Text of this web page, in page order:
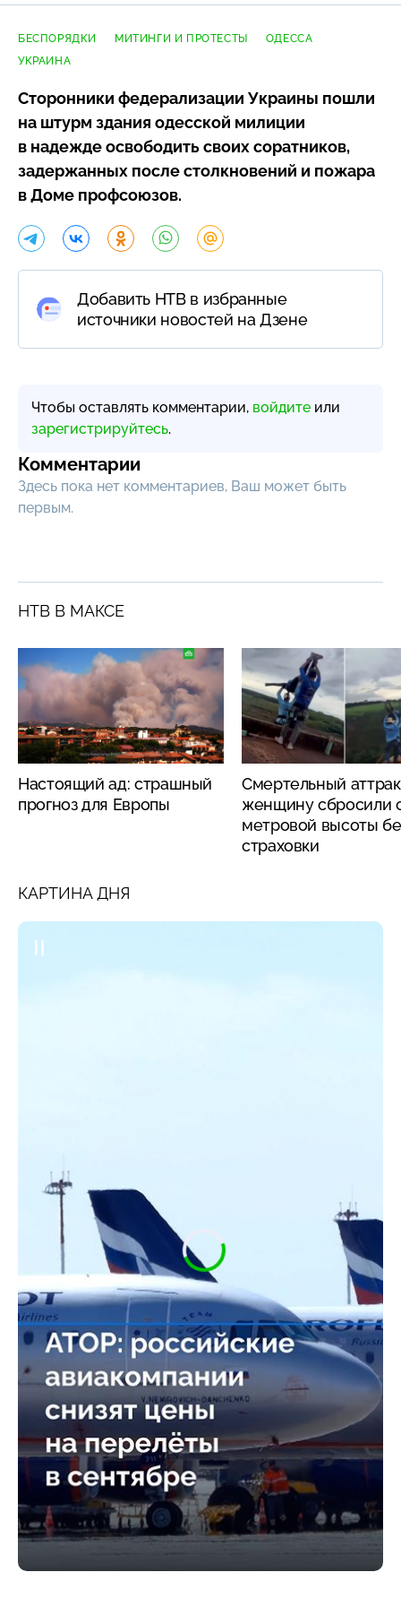
БЕСПОРЯДКИ МИТИНГИ И ПРОТЕСТЫ
ОДЕССА
УКРАИНА
Сторонники федерализации Украины пошли
на штурм здания одесской милиции
в надежде освободить своих соратников,
задержанных после столкновений и пожара
в Доме профсоюзов.
Добавить НТВ в избранные
источники новостей на Дзене
Чтобы оставлять комментарии, войдите или
зарегистрируйтесь.
Комментарии
Здесь пока нет комментариев, Ваш может быть
первым.
НТВ В МАКСЕ
Настоящий ад: страшный
прогноз для Европы
Смертельный
женщину сбросили
метровой высоты
страховки
КАРТИНА ДНЯ